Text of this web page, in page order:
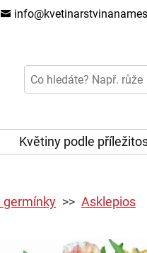
Květiny podle
germínky Asklepios